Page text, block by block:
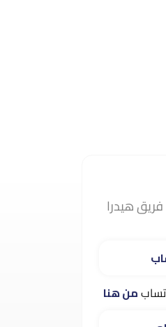
هيدرا
من هنا